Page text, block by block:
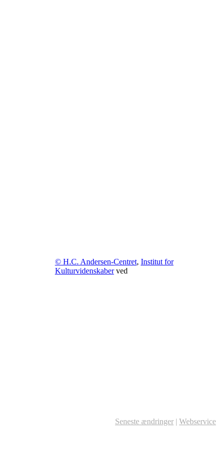
© H.C. Andersen-Centret, Institut for
Kulturvidenskaberved
Seneste ændringer | Webservice